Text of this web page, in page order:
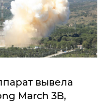
вывела
March 3B,